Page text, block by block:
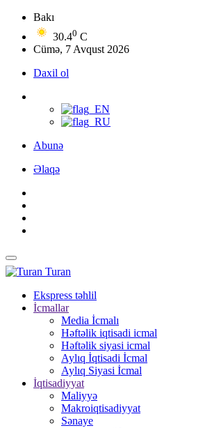
Bakı
30.40 C
Cümə, 7 Avqust 2026
Daxil ol
Abunə
Əlaqə
Turan
Ekspress təhlil
İcmallar
Media İcmalı
Həftəlik iqtisadi icmal
Həftəlik siyasi icmal
Aylıq İqtisadi İcmal
Aylıq Siyasi İcmal
İqtisadiyyat
Maliyyə
Makroiqtisadiyyat
Sənaye